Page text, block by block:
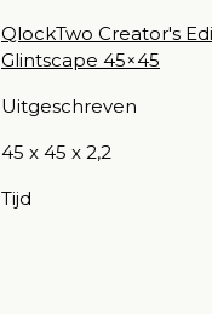
QlockTwo Creator's
Glintscape 45×45
Uitgeschreven
45 x 45 x 2,2
Tijd